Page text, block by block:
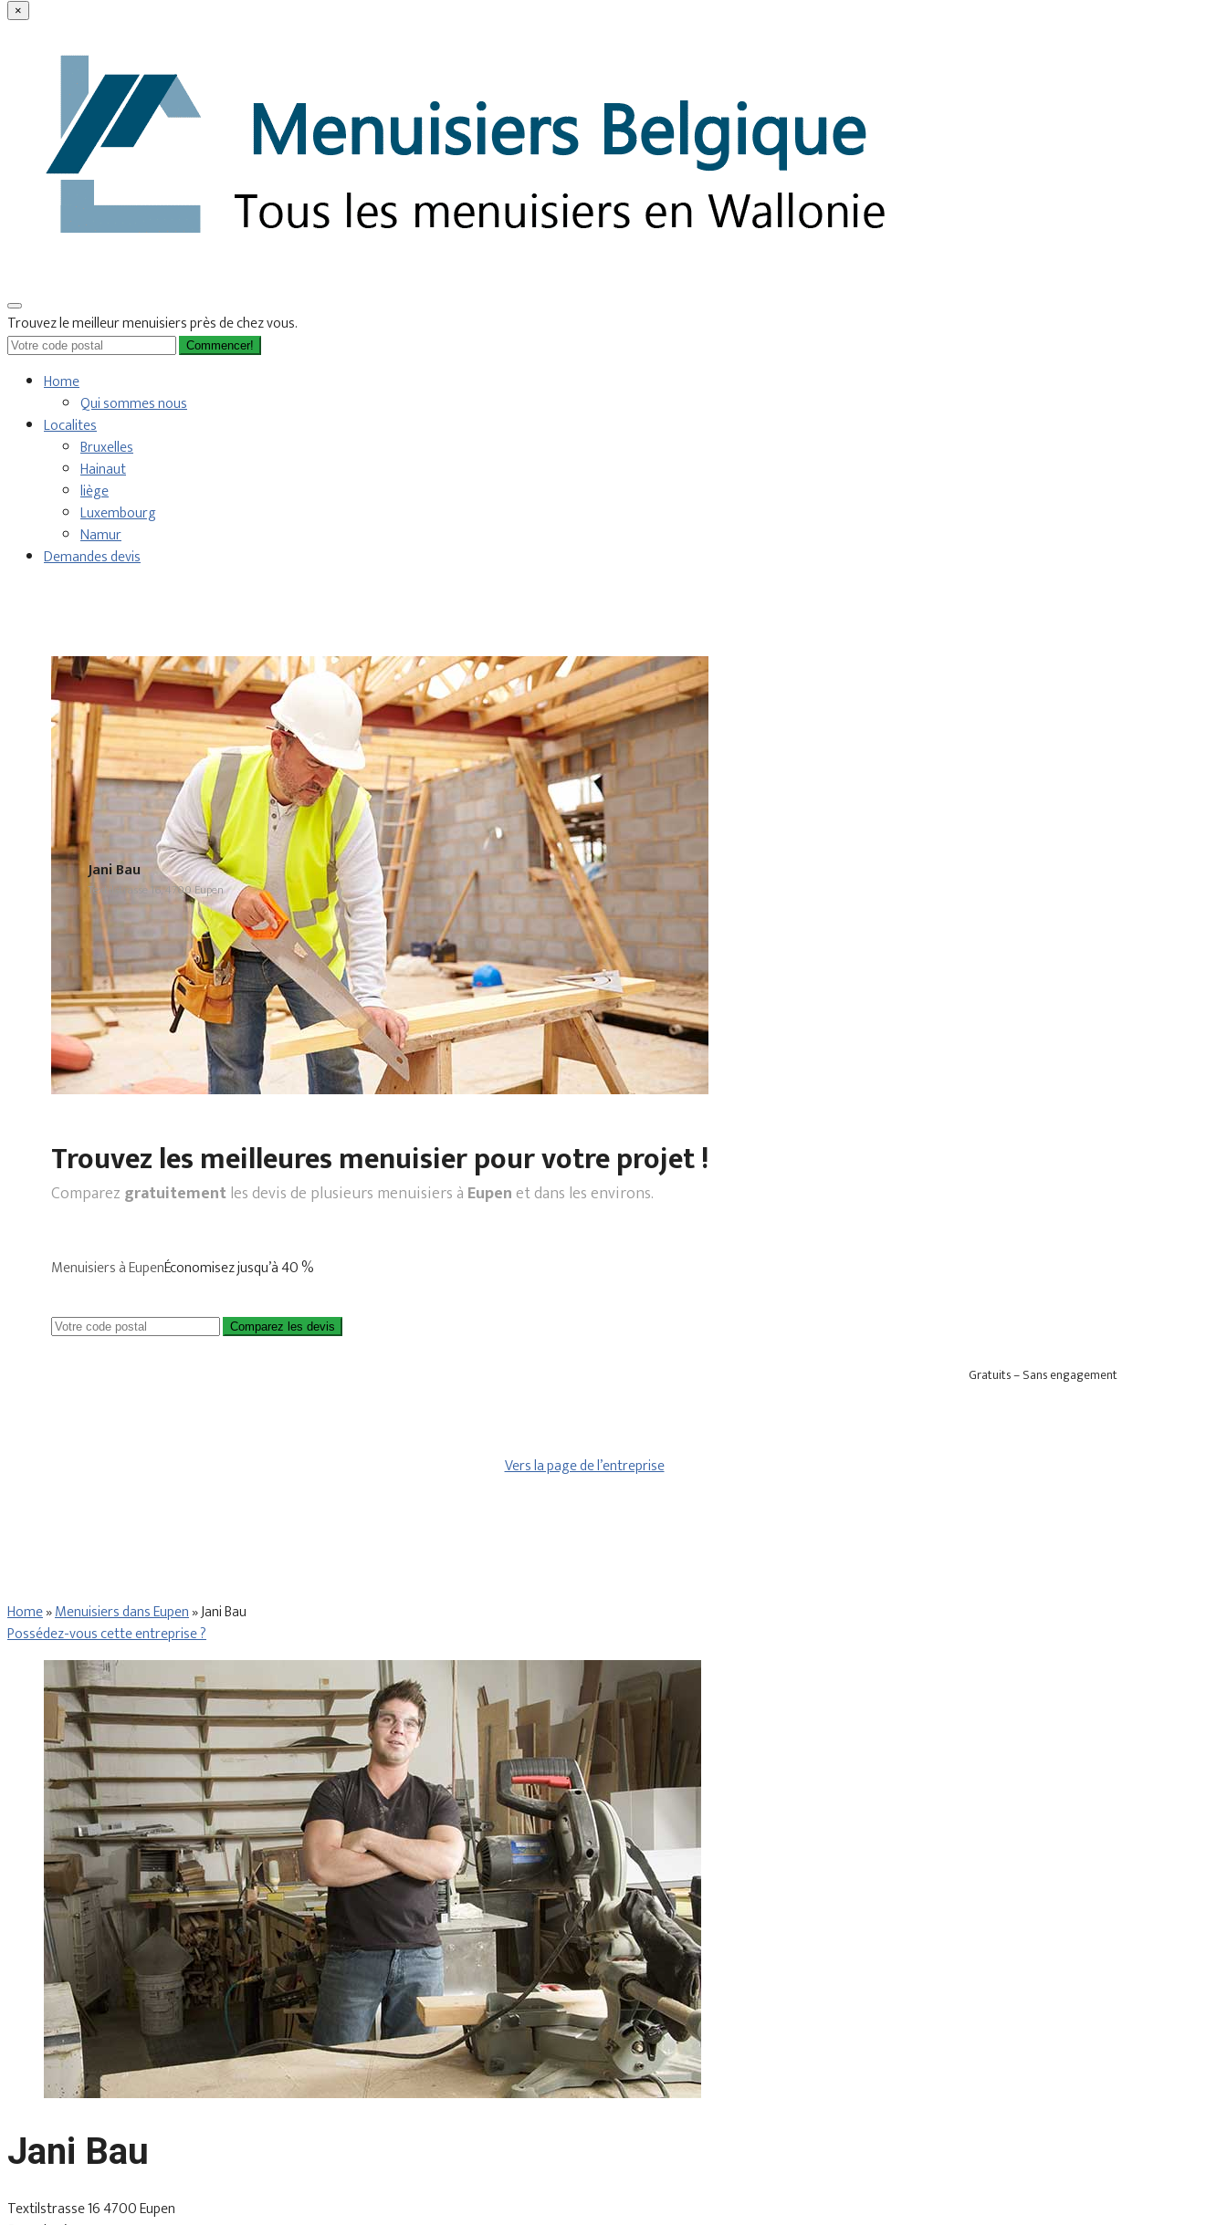
×
Trouvez le meilleur menuisiers près de chez vous.
Commencer!
Home
Qui sommes nous
Localites
Bruxelles
Hainaut
liège
Luxembourg
Namur
Demandes devis
Jani Bau
Textilstrasse 16, 4700 Eupen
Trouvez les meilleures menuisier pour votre projet !
Comparez gratuitementles devis de plusieurs menuisiers à Eupenet dans les environs.
Menuisiers à EupenÉconomisez jusqu’à 40 %
Comparez les devis
Gratuits – Sans engagement
Vers la page de l’entreprise
Home»Menuisiers dans Eupen»Jani Bau
Possédez-vous cette entreprise ?
Jani Bau
Textilstrasse 16 4700 Eupen